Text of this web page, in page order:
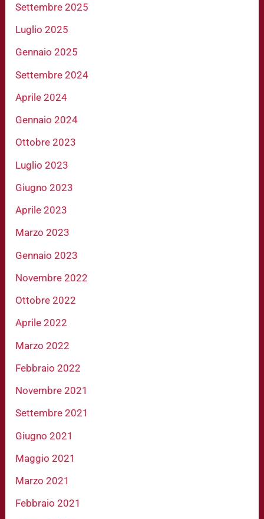
Settembre 2025
Luglio 2025
Gennaio 2025
Settembre 2024
Aprile 2024
Gennaio 2024
Ottobre 2023
Luglio 2023
Giugno 2023
Aprile 2023
Marzo 2023
Gennaio 2023
Novembre 2022
Ottobre 2022
Aprile 2022
Marzo 2022
Febbraio 2022
Novembre 2021
Settembre 2021
Giugno 2021
Maggio 2021
Marzo 2021
Febbraio 2021